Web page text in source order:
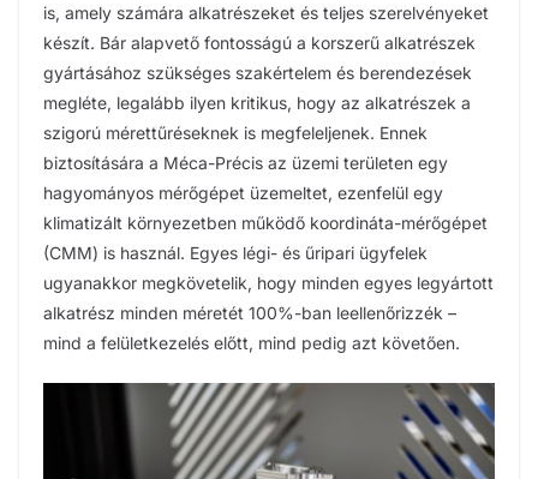
is, amely számára alkatrészeket és teljes szerelvényeket
készít. Bár alapvető fontosságú a korszerű alkatrészek
gyártásához szükséges szakértelem és berendezések
megléte, legalább ilyen kritikus, hogy az alkatrészek a
szigorú mérettűréseknek is megfeleljenek. Ennek
biztosítására a Méca-Précis az üzemi területen egy
hagyományos mérőgépet üzemeltet, ezenfelül egy
klimatizált környezetben működő koordináta-mérőgépet
(CMM) is használ. Egyes légi- és űripari ügyfelek
ugyanakkor megkövetelik, hogy minden egyes legyártott
alkatrész minden méretét 100%-ban leellenőrizzék –
mind a felületkezelés előtt, mind pedig azt követően.